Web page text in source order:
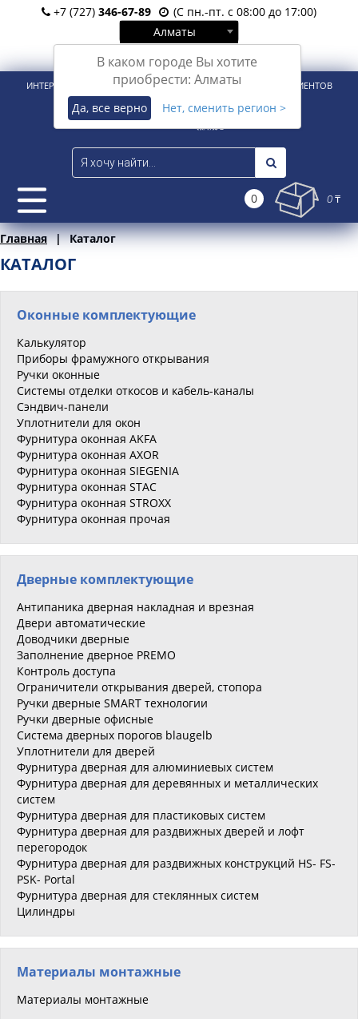
+7 (727) 346-67-89
(С пн.-пт. с 08:00 до 17:00)
Алматы
В каком городе Вы хотите
приобрести: Алматы
Да, все верно Нет, сменить регион >
Вход Регистрация
ИНТЕРНЕТ-МАГАЗИН ДЛЯ РОЗНИЧНЫХ И КОРПОРАТИВНЫХ КЛИЕНТОВ
0 0 ₸
Главная Каталог
КАТАЛОГ
Оконные комплектующие
Калькулятор
Приборы фрамужного открывания
Ручки оконные
Системы отделки откосов и кабель-каналы
Сэндвич-панели
Уплотнители для окон
Фурнитура оконная AKFA
Фурнитура оконная AXOR
Фурнитура оконная SIEGENIA
Фурнитура оконная STAC
Фурнитура оконная STROXX
Фурнитура оконная прочая
Дверные комплектующие
Антипаника дверная накладная и врезная
Двери автоматические
Доводчики дверные
Заполнение дверное PREMO
Контроль доступа
Ограничители открывания дверей, стопора
Ручки дверные SMART технологии
Ручки дверные офисные
Система дверных порогов blaugelb
Уплотнители для дверей
Фурнитура дверная для алюминиевых систем
Фурнитура дверная для деревянных и металлических
систем
Фурнитура дверная для пластиковых систем
Фурнитура дверная для раздвижных дверей и лофт
перегородок
Фурнитура дверная для раздвижных конструкций HS- FS-
PSK- Portal
Фурнитура дверная для стеклянных систем
Цилиндры
Материалы монтажные
Материалы монтажные